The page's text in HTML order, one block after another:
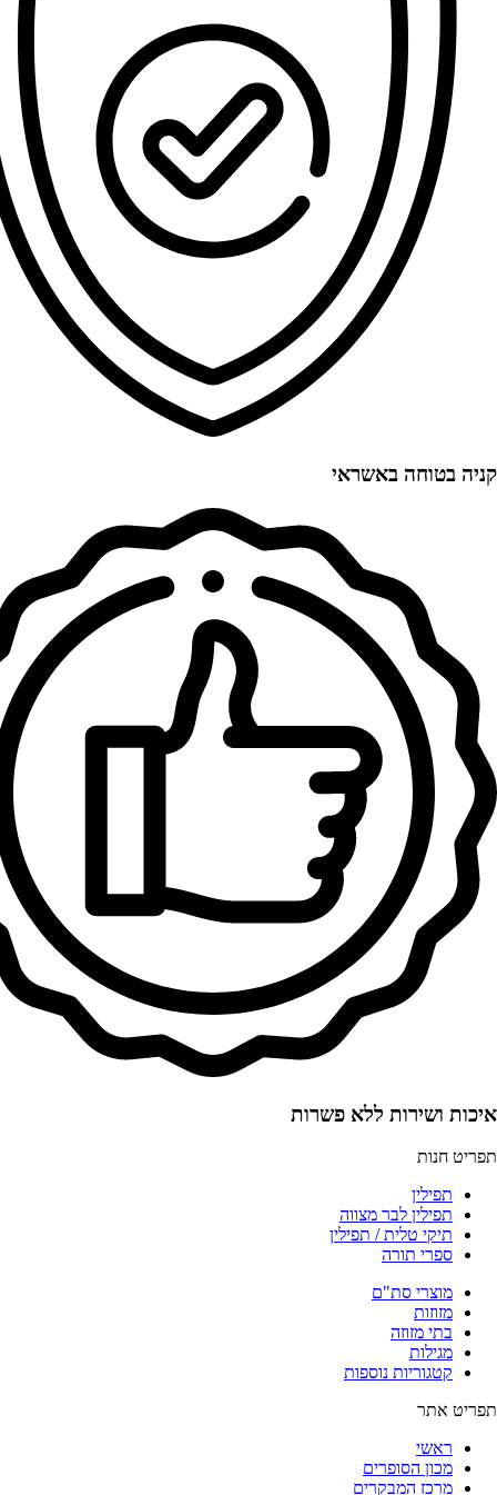
קניה בטוחה באשראי
איכות ושירות ללא פשרות
תפריט חנות
תפילין
תפילין לבר מצווה
תיקי טלית / תפילין
ספרי תורה
מוצרי סת"ם
מזוזות
בתי מזוזה
מגילות
קטגוריות נוספות
תפריט אתר
ראשי
מכון הסופרים
מרכז המבקרים